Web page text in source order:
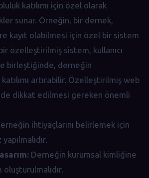
katılımı için özel olarak
sunar. Örneğin, bir dernek,
kayıt olabilmesi için özel bir sistem
özelleştirilmiş sistem, kullanıcı
birleştiğinde, derneğin
artırabilir. Özelleştirilmiş web
dikkat edilmesi gereken önemli
ihtiyaçlarını belirlemek için
Derneğin kurumsal kimliğine